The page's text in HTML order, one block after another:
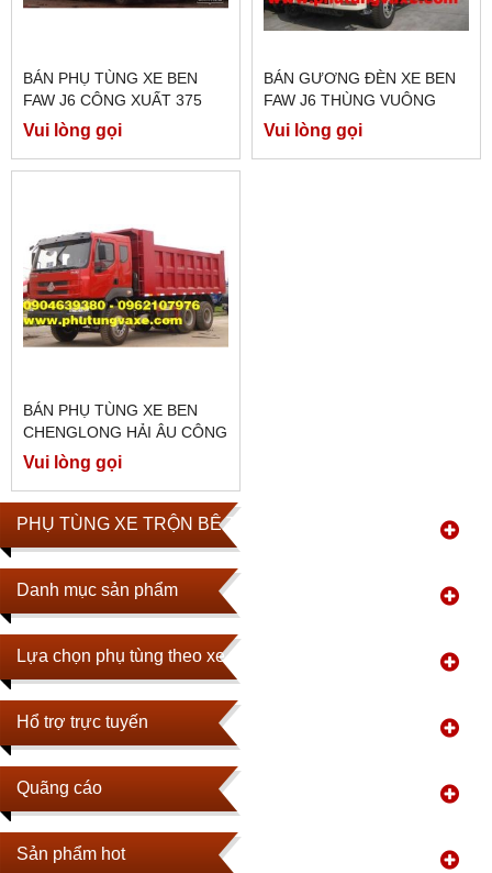
PHỤ TÙNG XE TRỘN BÊ TÔNG
Danh mục sản phẩm
Lựa chọn phụ tùng theo xe
Hổ trợ trực tuyến
Quãng cáo
Sản phẩm hot
BÁN PHỤ TÙNG XE BEN
FAW J6 CÔNG XUẤT 375
PS, BÁN PHỤ TÙNG FAW J6
CÔNG XUẤT 350 PS, 390
Vui lòng gọi
BÁN GƯƠNG ĐÈN XE BEN
FAW J6 THÙNG VUÔNG
CÔNG XUẤT 375 PS , BÁN
PHỤ TÙNG XE FAW J6
Vui lòng gọi
BÁN PHỤ TÙNG XE BEN
CHENGLONG HẢI ÂU CÔNG
XUẤT 340 PS
Vui lòng gọi